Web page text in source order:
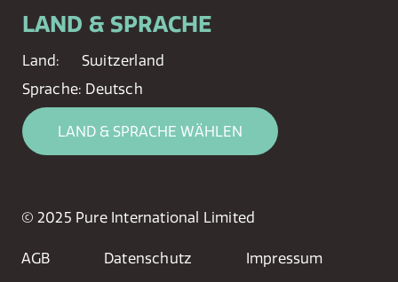
LAND & SPRACHE
Land:
Switzerland
Sprache: Deutsch
LAND & SPRACHE WÄHLEN
© 2025 Pure International Limited
AGB Datenschutz Impressum